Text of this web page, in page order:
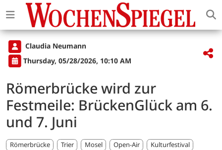
Claudia Neumann
Thursday, 05/28/2026, 10:10 AM
Römerbrücke wird zur
Festmeile: BrückenGlück am 6.
und 7. Juni
Römerbrücke Trier Mosel Open-Air
Kulturfestival